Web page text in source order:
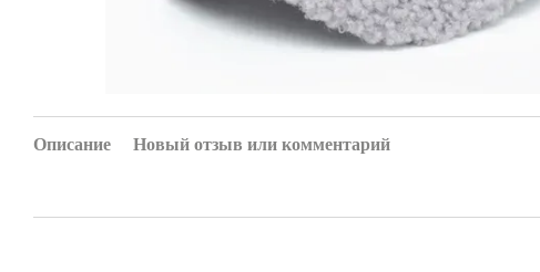
Описание Новый отзыв или комментарий